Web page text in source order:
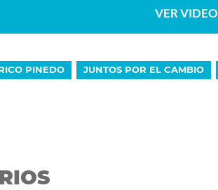
VER VIDEO
PINEDO JUNTOS POR EL CAMBIO